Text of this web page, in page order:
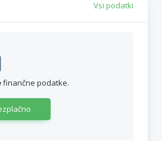
Vsi podatki
finančne podatke.